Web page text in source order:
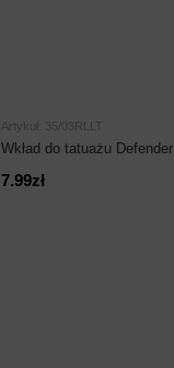
Artykuł: 35/03RLLT
Wkład do tatuażu
7.99zł